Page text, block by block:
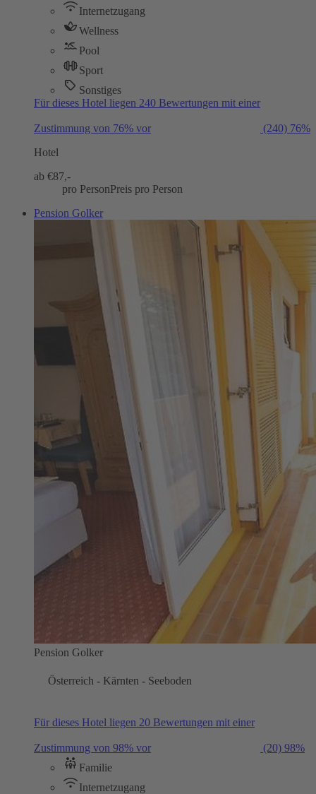
Internetzugang
Wellness
Pool
Sport
Sonstiges
Für dieses Hotel liegen 240 Bewertungen mit einer
Zustimmung von 76% vor (240) 76%
Hotel
ab €87,-
pro PersonPreis pro Person
Pension Golker
Pension Golker
Österreich - Kärnten - Seeboden
Für dieses Hotel liegen 20 Bewertungen mit einer
Zustimmung von 98% vor (20) 98%
Familie
Internetzugang